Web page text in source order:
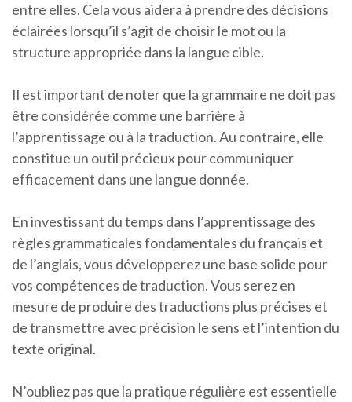
entre elles. Cela vous aidera à prendre des décisions
éclairées lorsqu’il s’agit de choisir le mot ou la
structure appropriée dans la langue cible.
Il est important de noter que la grammaire ne doit pas
être considérée comme une barrière à
l’apprentissage ou à la traduction. Au contraire, elle
constitue un outil précieux pour communiquer
efficacement dans une langue donnée.
En investissant du temps dans l’apprentissage des
règles grammaticales fondamentales du français et
de l’anglais, vous développerez une base solide pour
vos compétences de traduction. Vous serez en
mesure de produire des traductions plus précises et
de transmettre avec précision le sens et l’intention du
texte original.
N’oubliez pas que la pratique régulière est essentielle